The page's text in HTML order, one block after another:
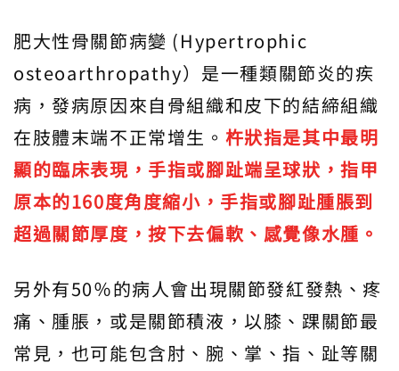
肥大性骨關節病變 (Hypertrophic
osteoarthropathy）是一種類關節炎的疾
病，發病原因來自骨組織和皮下的結締組織
在肢體末端不正常增生。 杵狀指是其中最明
顯的臨床表現，手指或腳趾端呈球狀，指甲
原本的160度角度縮小，手指或腳趾腫脹到
超過關節厚度，按下去偏軟、感覺像水腫。
另外有50％的病人會出現關節發紅發熱、疼
痛、腫脹，或是關節積液，以膝、踝關節最
常見，也可能包含肘、腕、掌、指、趾等關